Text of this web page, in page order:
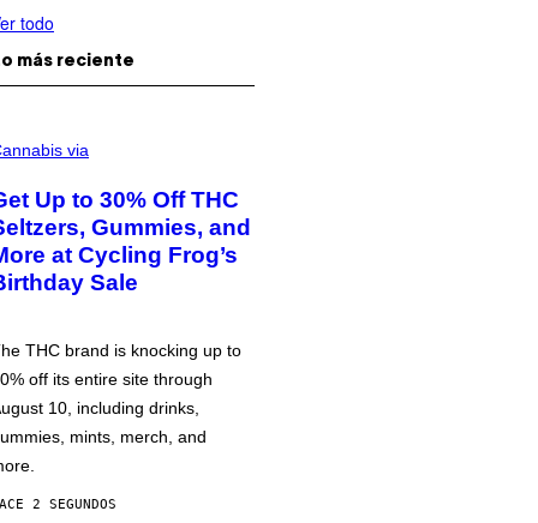
todo
más reciente
via
Up to 30% Off THC
Gummies, and
at Cycling Frog’s
Sale
THC brand is knocking up to
off its entire site through
10, including drinks,
mints, merch, and
2 SEGUNDOS